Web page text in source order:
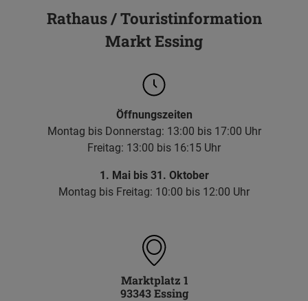
Rathaus / Touristinformation
Markt Essing
Öffnungszeiten
Montag bis Donnerstag: 13:00 bis 17:00 Uhr
Freitag: 13:00 bis 16:15 Uhr
1. Mai bis 31. Oktober
Montag bis Freitag: 10:00 bis 12:00 Uhr
Marktplatz 1
93343 Essing